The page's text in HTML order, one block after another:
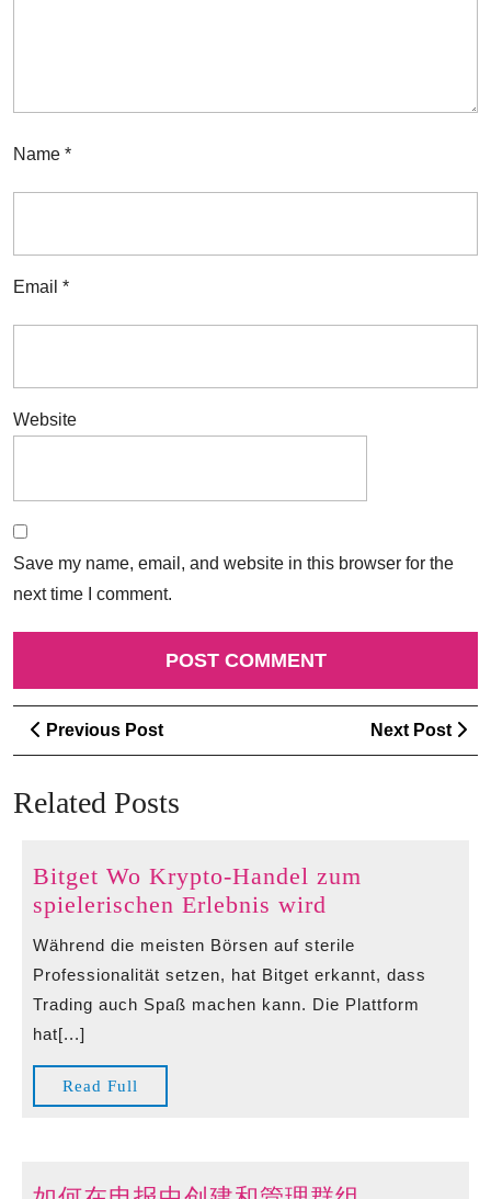
Name *
Email *
Website
Save my name, email, and website in this browser for the
next time I comment.
Post
navigation
Previous PostPrevious
Post
Next Post
Related Posts
Bitget Wo Krypto-Handel zum
spielerischen Erlebnis wird
Wo
Krypto-
Handel
zum
Während die meisten Börsen auf sterile
Professionalität setzen, hat Bitget erkannt, dass
Trading auch Spaß machen kann. Die Plattform
hat[...]
Read Full
Full